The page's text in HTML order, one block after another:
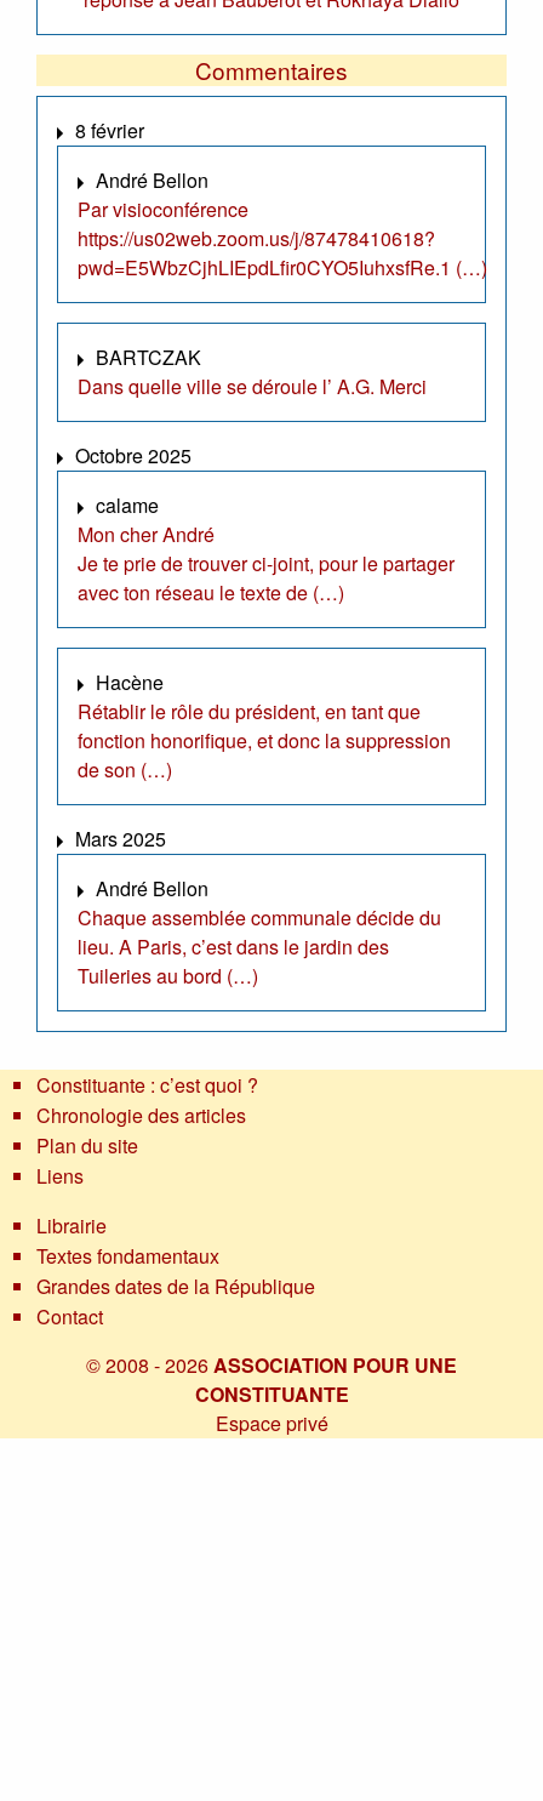
Commentaires
8 février
André Bellon
Par visioconférence
https://us02web.zoom.us/j/87478410618?
pwd=E5WbzCjhLIEpdLfir0CYO5IuhxsfRe.1 (…)
BARTCZAK
Dans quelle ville se déroule l’ A.G. Merci
Octobre 2025
calame
Mon cher André
Je te prie de trouver ci-joint, pour le partager
avec ton réseau le texte de (…)
Hacène
Rétablir le rôle du président, en tant que
fonction honorifique, et donc la suppression
de son (…)
Mars 2025
André Bellon
Chaque assemblée communale décide du
lieu. A Paris, c’est dans le jardin des
Tuileries au bord (…)
Constituante : c’est quoi ?
Chronologie des articles
Plan du site
Liens
Librairie
Textes fondamentaux
Grandes dates de la République
Contact
© 2008 - 2026ASSOCIATION POUR UNE
CONSTITUANTE
Espace privé